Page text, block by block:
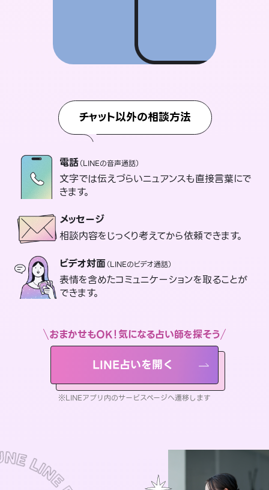
チャット以外の相談方法
電話（LINEの音声通話）
文字では伝えづらいニュアンスも直接言葉にで
きます。
メッセージ
相談内容をじっくり考えてから依頼できます。
ビデオ対面（LINEのビデオ通話）
表情を含めたコミュニケーションを取ることが
できます。
おまかせもOK！気になる占い師を探そう
LINE占いを開く
※LINEアプリ内のサービスページへ遷移します